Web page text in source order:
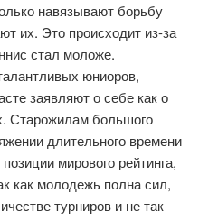
навязывают борьбу
их. Это происходит из-за
стал моложе.
юниоров,
заявляют о себе как о
Старожилам большого
длительного времени
мирового рейтинга,
как молодежь полна сил,
турниров и не так